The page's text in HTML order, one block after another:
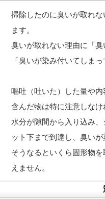
掃除したのに臭いが取れ
ます。
臭いが取れない理由に「臭
「臭いが染み付いてしま
嘔吐（吐いた）した量や
含んだ物は特に注意しなけ
水分が隙間から入り込み
ット下まで到達し、臭いが
そうなるといくら固形物
えません。